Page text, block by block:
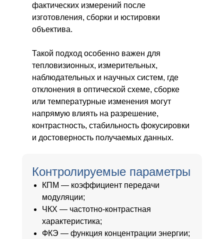
фактических измерений после
изготовления, сборки и юстировки
объектива.
Такой подход особенно важен для
тепловизионных, измерительных,
наблюдательных и научных систем, где
отклонения в оптической схеме, сборке
или температурные изменения могут
напрямую влиять на разрешение,
контрастность, стабильность фокусировки
и достоверность получаемых данных.
Контролируемые параметры
КПМ — коэффициент передачи
модуляции;
ЧКХ — частотно-контрастная
характеристика;
ФКЭ — функция концентрации энергии;